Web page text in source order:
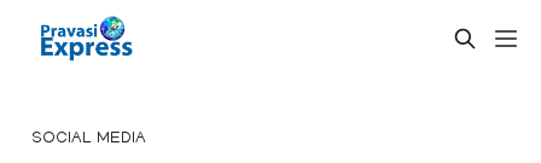
SOCIAL MEDIA